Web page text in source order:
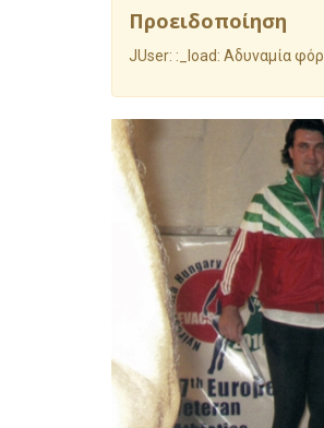
Προειδοποίηση
JUser: :_load: Αδυναμία